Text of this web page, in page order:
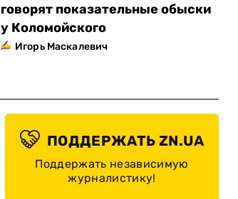
говорят показательные обыски
у Коломойского
Игорь Маскалевич
ПОДДЕРЖАТЬ ZN.UA
Поддержать независимую
журналистику!